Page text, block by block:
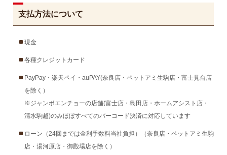
支払方法について
現金
各種クレジットカード
PayPay・楽天ペイ・auPAY(奈良店・ペットアミ生駒店・富士見台店
を除く）
※ジャンボエンチョーの店舗(富士店・島田店・ホームアシスト店・
清水駒越)のみほぼすべてのバーコード決済に対応しています
ローン（24回までは金利手数料当社負担）（奈良店・ペットアミ生駒
店・湯河原店・御殿場店を除く）